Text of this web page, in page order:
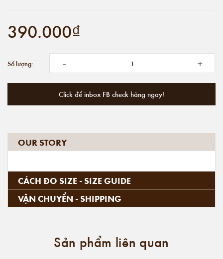
390.000₫
Số lượng: - +
Click để inbox FB check hàng ngay!
OUR STORY
CÁCH ĐO SIZE - SIZE GUIDE
VẬN CHUYỂN - SHIPPING
Sản phẩm liên quan